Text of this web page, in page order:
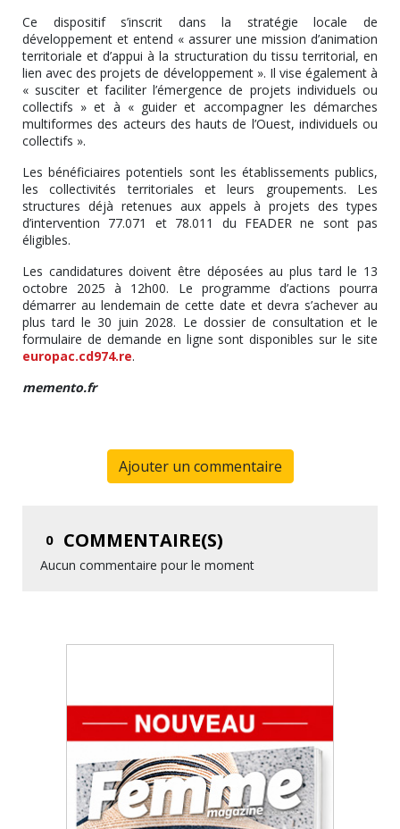
Ce dispositif s’inscrit dans la stratégie locale de
développement et entend « assurer une mission d’animation
territoriale et d’appui à la structuration du tissu territorial, en
lien avec des projets de développement ». Il vise également à
« susciter et faciliter l’émergence de projets individuels ou
collectifs » et à « guider et accompagner les démarches
multiformes des acteurs des hauts de l’Ouest, individuels ou
collectifs ».
Les bénéficiaires potentiels sont les établissements publics,
les collectivités territoriales et leurs groupements. Les
structures déjà retenues aux appels à projets des types
d’intervention 77.071 et 78.011 du FEADER ne sont pas
éligibles.
Les candidatures doivent être déposées au plus tard le 13
octobre 2025 à 12h00. Le programme d’actions pourra
démarrer au lendemain de cette date et devra s’achever au
plus tard le 30 juin 2028. Le dossier de consultation et le
formulaire de demande en ligne sont disponibles sur le site
europac.cd974.re.
memento.fr
Ajouter un commentaire
0 COMMENTAIRE(S)
Aucun commentaire pour le moment